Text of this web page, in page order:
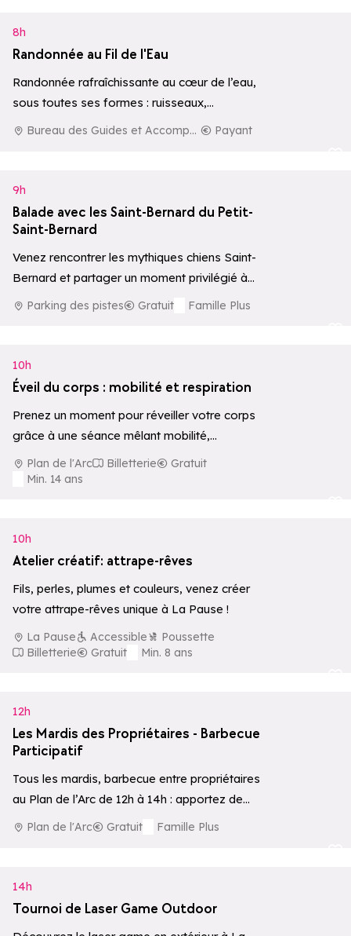
8h
Randonnée au Fil de l'Eau
Randonnée rafraîchissante au cœur de l’eau,
sous toutes ses formes : ruisseaux,
cascades, lacs ou rivières.
Bureau des Guides et Accompagnateurs de La Rosière
Payant
9h
Balade avec les Saint-Bernard du Petit-
Saint-Bernard
Venez rencontrer les mythiques chiens Saint-
Bernard et partager un moment privilégié à
leurs côtés, avec possibilité de balade
Parking des pistes Gratuit
Famille Plus
10h
Éveil du corps : mobilité et respiration
Prenez un moment pour réveiller votre corps
grâce à une séance mêlant mobilité,
respiration et renforcement en douceur dans
le…
Plan de l'Arc Billetterie
Gratuit
Min. 14 ans
10h
Atelier créatif: attrape-rêves
Fils, perles, plumes et couleurs, venez créer
votre attrape-rêves unique à La Pause !
La Pause Accessible
Poussette
Billetterie
Gratuit
Min. 8 ans
12h
Les Mardis des Propriétaires - Barbecue
Participatif
Tous les mardis, barbecue entre propriétaires
au Plan de l’Arc de 12h à 14h : apportez de
quoi partager et échangeons…
Plan de l'Arc Gratuit
Famille Plus
14h
Tournoi de Laser Game Outdoor